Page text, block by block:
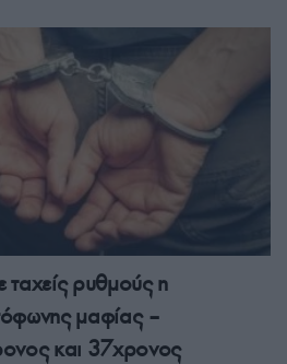
ταχείς ρυθμούς η
μαφίας –
και 37χρονος